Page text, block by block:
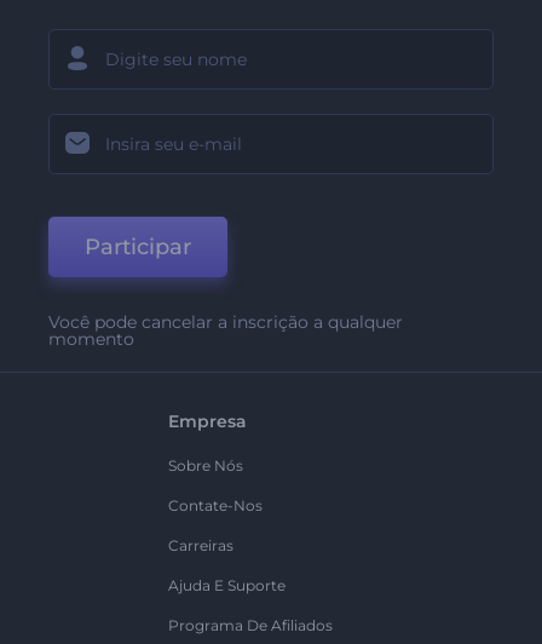
Participar
Você pode cancelar a inscrição a qualquer
momento
Empresa
Sobre Nós
Contate-Nos
Carreiras
Ajuda E Suporte
Programa De Afiliados